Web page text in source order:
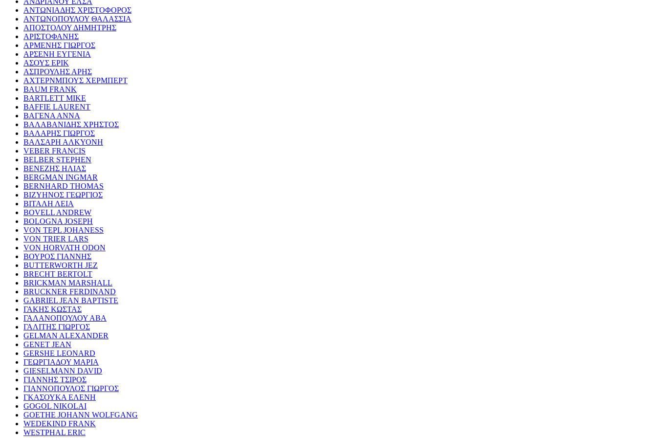
ΑΝΤΩΝΙΑΔΗΣ ΧΡΙΣΤΟΦΟΡΟΣ
ΑΝΤΩΝΟΠΟΥΛΟΥ ΘΑΛΑΣΣΙΑ
ΑΠΟΣΤΟΛΟΥ ΔΗΜΗΤΡΗΣ
ΑΡΙΣΤΟΦΑΝΗΣ
ΑΡΜΕΝΗΣ ΓΙΩΡΓΟΣ
ΑΡΣΕΝΗ ΕΥΓΕΝΙΑ
ΑΣΟΥΣ ΕΡΙΚ
ΑΣΠΡΟΥΛΗΣ ΑΡΗΣ
ΑΧΤΕΡΝΜΠΟΥΣ ΧΕΡΜΠΕΡΤ
BAUM FRANK
BARTLETT MIKE
BAFFIE LAURENT
ΒΑΓΕΝΑ ΑΝΝΑ
ΒΑΛΑΒΑΝΙΔΗΣ ΧΡΗΣΤΟΣ
ΒΑΛΑΡΗΣ ΓΙΩΡΓΟΣ
ΒΑΛΣΑΡΗ ΑΛΚΥΟΝΗ
VEBER FRANCIS
BELBER STEPHEN
ΒΕΝΕΖΗΣ ΗΛΙΑΣ
BERGMAN INGMAR
BERNHARD THOMAS
ΒΙΖΥΗΝΟΣ ΓΕΩΡΓΙΟΣ
ΒΙΤΑΛΗ ΛΕΙΑ
BOVELL ANDREW
BOLOGNA JOSEPH
VON TEPL JOHANESS
VON TRIER LARS
VON HORVATH ODON
ΒΟΥΡΟΣ ΓΙΑΝΝΗΣ
BUTTERWORTH JEZ
BRECHT BERTOLT
BRICKMAN MARSHALL
BRUCKNER FERDINAND
GABRIEL JEAN BAPTISTE
ΓΑΚΗΣ ΚΩΣΤΑΣ
ΓΑΛΑΝΟΠΟΥΛΟΥ ΑΒΑ
ΓΑΛΙΤΗΣ ΓΙΩΡΓΟΣ
GELMAN ALEXANDER
GENET JEAN
GERSHE LEONARD
ΓΕΩΡΓΙΑΔΟΥ ΜΑΡΙΑ
GIESELMANN DAVID
ΓΙΑΝΝΗΣ ΤΣΙΡΟΣ
ΓΙΑΝΝΟΠΟΥΛΟΣ ΓΙΩΡΓΟΣ
ΓΚΑΣΟΥΚΑ ΕΛΕΝΗ
GOGOL NIKOLAI
GOETHE JOHANN WOLFGANG
WEDEKIND FRANK
WESTPHAL ERIC